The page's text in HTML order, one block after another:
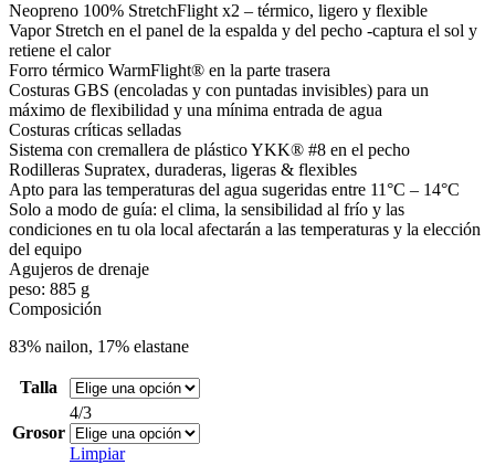
Neopreno 100% StretchFlight x2 – térmico, ligero y flexible
Vapor Stretch en el panel de la espalda y del pecho -captura el sol y
retiene el calor
Forro térmico WarmFlight® en la parte trasera
Costuras GBS (encoladas y con puntadas invisibles) para un
máximo de flexibilidad y una mínima entrada de agua
Costuras críticas selladas
Sistema con cremallera de plástico YKK® #8 en el pecho
Rodilleras Supratex, duraderas, ligeras & flexibles
Apto para las temperaturas del agua sugeridas entre 11°C – 14°C
Solo a modo de guía: el clima, la sensibilidad al frío y las
condiciones en tu ola local afectarán a las temperaturas y la elección
del equipo
Agujeros de drenaje
peso: 885 g
Composición
83% nailon, 17% elastane
Talla
Grosor
4/3
Limpiar